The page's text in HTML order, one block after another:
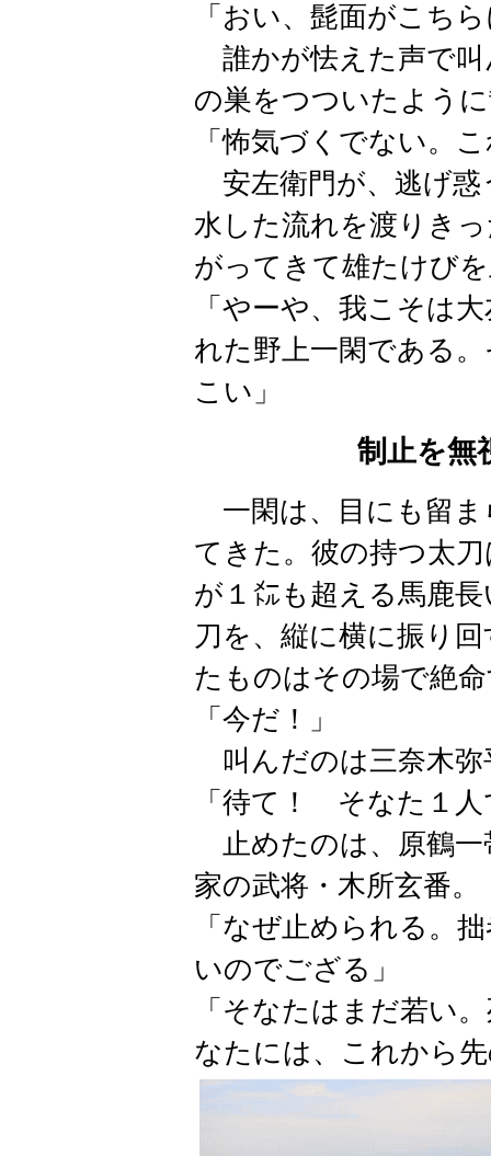
「おい、髭面がこち
誰かが怯えた声で叫
の巣をつついたよう
「怖気づくでない。
安左衛門が、逃げ惑
水した流れを渡りき
がってきて雄たけび
「やーや、我こそは
れた野上一閑である
こい」
制止を無
一閑は、目にも留ま
てきた。彼の持つ太
が１㍍も超える馬鹿
刀を、縦に横に振り
たものはその場で絶
「今だ！」
叫んだのは三奈木弥
「待て！ そなた１
止めたのは、原鶴一
家の武将・木所玄番。
「なぜ止められる。
いのでござる」
「そなたはまだ若い
なたには、これから